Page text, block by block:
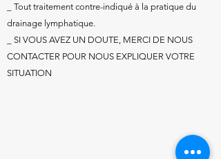
_ Tout traitement contre-indiqué à la pratique du
drainage lymphatique.
_ SI VOUS AVEZ UN DOUTE, MERCI DE NOUS
CONTACTER POUR NOUS EXPLIQUER VOTRE
SITUATION